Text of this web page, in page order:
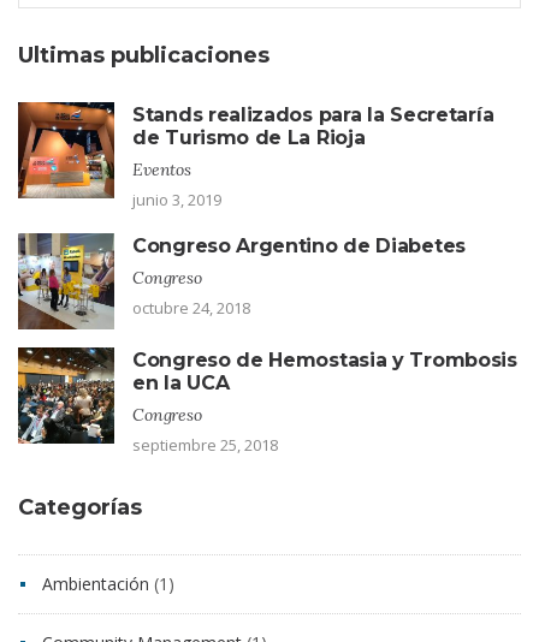
Ultimas publicaciones
Stands realizados para la Secretaría
de Turismo de La Rioja
Eventos
junio 3, 2019
Congreso Argentino de Diabetes
Congreso
octubre 24, 2018
Congreso de Hemostasia y Trombosis
en la UCA
Congreso
septiembre 25, 2018
Categorías
Ambientación (1)